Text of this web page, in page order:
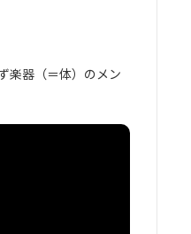
楽器（＝体）のメン